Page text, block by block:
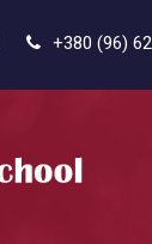
+380 (96)